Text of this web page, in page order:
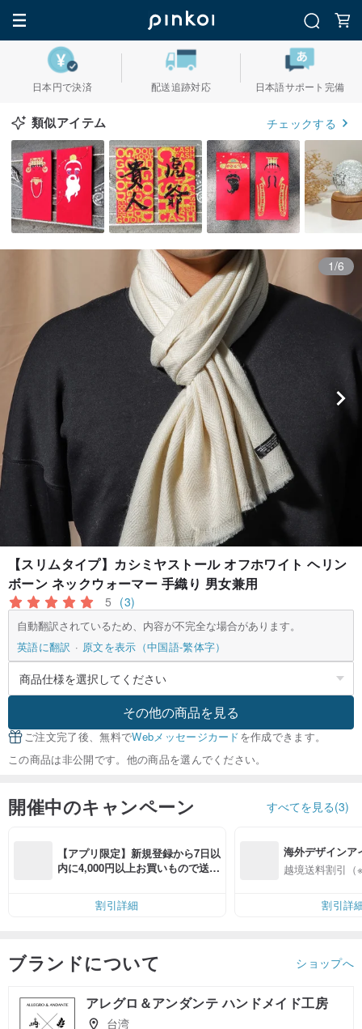
日本円で決済 配送追跡対応 日本語サポート完備
類似アイテム チェックする
1/6
【スリムタイプ】カシミヤストール オフホワイト ヘリン
ボーン ネックウォーマー 手織り 男女兼用
5 (3)
自動翻訳されているため、内容が不完全な場合があります。
英語に翻訳
原文を表示（中国語-繁体字）
その他の商品を見る
ご注文完了後、無料でWebメッセージカードを作成できます。
この商品は非公開です。他の商品を選んでください。
開催中のキャンペーン すべてを見る(3)
【アプリ限定】新規登録から7日以
内に4,000円以上お買いもので送料
割引詳細
海外デザインア
入
越境送料割引（
割引詳
ブランドについて ショップへ
アレグロ＆アンダンテ ハンドメイド工房
台湾